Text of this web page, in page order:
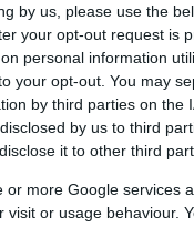
by us, please use the
your opt-out request is
personal information
your opt-out. You may
by third parties on the
by us to third
it to other third
more Google services
or usage behaviour.